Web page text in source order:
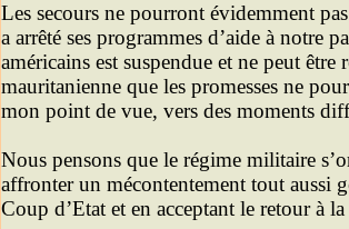
Les secours ne pourront évidemment
a arrêté ses programmes d’aide à notre
américains est suspendue et ne peut
mauritanienne que les promesses ne
mon point de vue, vers des moments
Nous pensons que le régime militaire
affronter un mécontentement tout aussi
Coup d’Etat et en acceptant le retour à